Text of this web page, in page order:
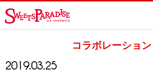
コラボレーション
2019.03.25